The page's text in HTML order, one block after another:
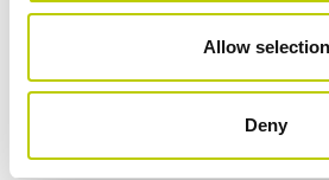
Allow selection
Deny
Afhankelijk van de omstandigheden
wetgeving kunt u rechten hebben
rectificatie of wissing van uw
verwerking te beperken of